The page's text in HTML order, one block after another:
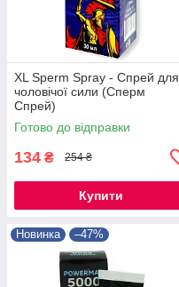
XL Sperm Spray - Спрей для
чоловічої сили (Сперм
Спрей)
Готово до відправки
134 ₴ 254 ₴
Купити
Новинка –47%